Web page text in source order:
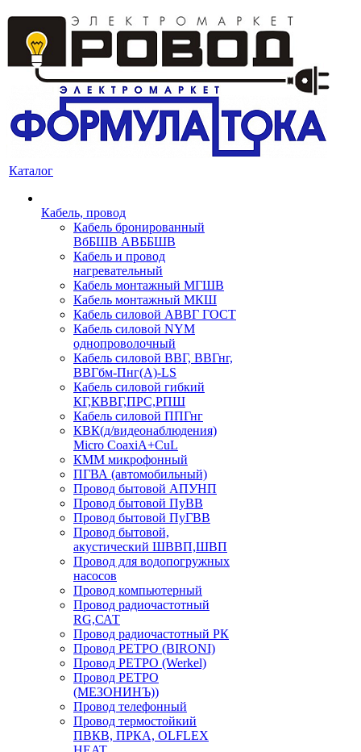
Каталог
Кабель, провод
Кабель бронированный
ВбБШВ АВББШВ
Кабель и провод
нагревательный
Кабель монтажный МГШВ
Кабель монтажный МКШ
Кабель силовой АВВГ ГОСТ
Кабель силовой NYM
однопроволочный
Кабель силовой ВВГ, ВВГнг,
ВВГбм-Пнг(А)-LS
Кабель силовой гибкий
КГ,КВВГ,ПРС,РПШ
Кабель силовой ППГнг
КВК(д/видеонаблюдения)
Micro CoaxiA+CuL
КММ микрофонный
ПГВА (автомобильный)
Провод бытовой АПУНП
Провод бытовой ПуВВ
Провод бытовой ПуГВВ
Провод бытовой,
акустический ШВВП,ШВП
Провод для водопогружных
насосов
Провод компьютерный
Провод радиочастотный
RG,САТ
Провод радиочастотный РК
Провод РЕТРО (BIRONI)
Провод РЕТРО (Werkel)
Провод РЕТРО
(МЕЗОНИНЪ))
Провод телефонный
Провод термостойкий
ПВКВ, ПРКА, OLFLEX